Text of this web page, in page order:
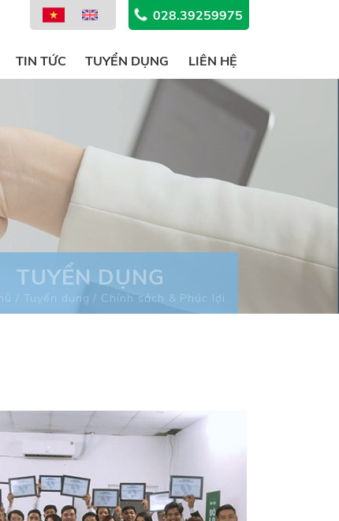
TIN TỨC TUYỂN DỤNG LIÊN HỆ
028.39259975
TUYỂN DỤNG
/ Tuyển dụng / Chính sách & Phúc lợi